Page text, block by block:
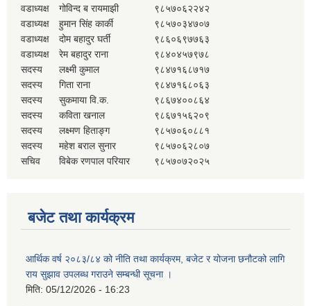
वडाध्यक्ष
गोविन्द ब रायमाझी
९८५७०६२२४२
वडाध्यक्ष
हुमान सिंह कार्की
९८५७०३४७०७
वडाध्यक्ष
दोम बहादुर घर्ती
९८६०६९७७६३
वडाध्यक्ष
रेम बहादुर राना
९८४०४५७९७८
सदस्य
लक्ष्मी कुमाल
९८४७१६८७१७
सदस्य
गिता राना
९८४७१६८०६३
सदस्य
सुकमाया वि.क.
९८६७४००८६४
सदस्य
कविता खनाल
९८६७१५६२०९
सदस्य
लक्ष्मण हिताङ्ग
९८५७०६०८८१
सदस्य
महेश बराल सुनार
९८५७०६२८०७
सचिव
विबेक रणपाल परियार ९८५७०७२०२५
बजेट तथा कार्यक्रम
आर्थिक वर्ष २०८३/८४ को नीति तथा कार्यक्रम, बजेट र योजना छनौटको लागि
राय सुझाव उपलब्ध गराउने सम्बन्धी सूचना ।
मिति: 05/12/2026 - 16:23